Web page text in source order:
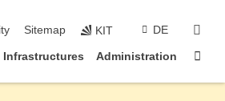
Sitemap KIT DE
Infrastructures Administration